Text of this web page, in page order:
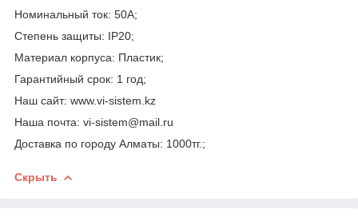
Номинальный ток: 50A;
Степень защиты: IP20;
Материал корпуса: Пластик;
Гарантийный срок: 1 год;
Наш сайт: www.vi-sistem.kz
Наша почта: vi-sistem@mail.ru
Доставка по городу Алматы: 1000тг.;
Скрыть